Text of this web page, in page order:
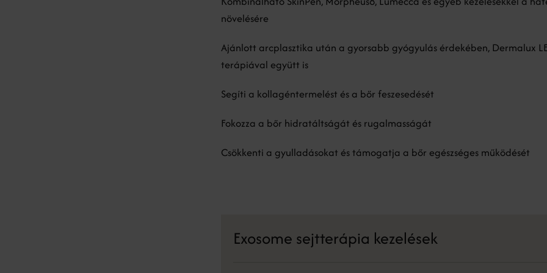
növelésére
Ajánlott arcplasztika után a gyorsabb gyógyulás érdekében, Dermalux
terápiával együtt is
Segíti a kollagéntermelést és a bőr feszesedését
Fokozza a bőr hidratáltságát és rugalmasságát
Csökkenti a gyulladásokat és támogatja a bőr egészséges működését
Exosome sejtterápia kezelések